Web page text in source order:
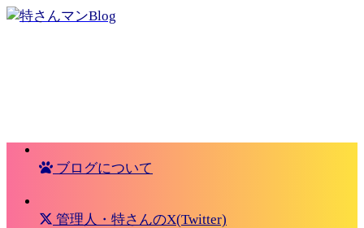
ブログについて
管理人・特さんのX(Twitter)